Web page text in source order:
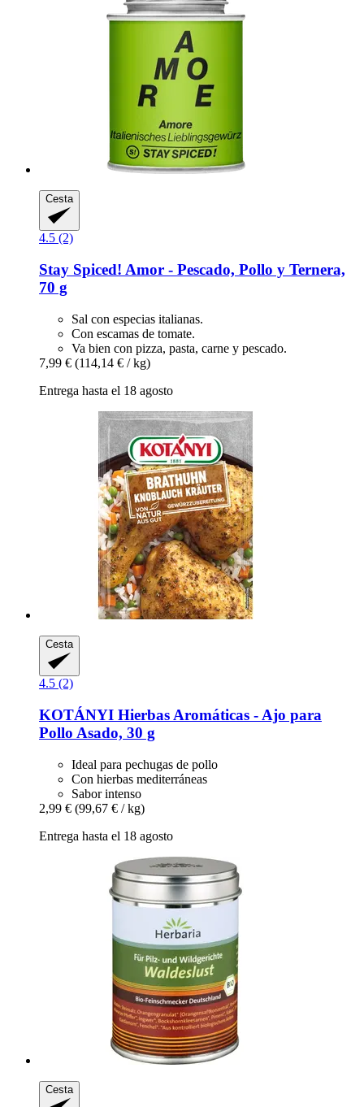
Cesta
4.5 (2)
Stay Spiced! Amor -​ Pescado, Pollo y Ternera,
70 g
Sal con especias italianas.
Con escamas de tomate.
Va bien con pizza, pasta, carne y pescado.
7,99 € (114,14 € / kg)
Entrega hasta el 18 agosto
Cesta
4.5 (2)
KOTÁNYI Hierbas Aromáticas -​ Ajo para
Pollo Asado, 30 g
Ideal para pechugas de pollo
Con hierbas mediterráneas
Sabor intenso
2,99 € (99,67 € / kg)
Entrega hasta el 18 agosto
Cesta